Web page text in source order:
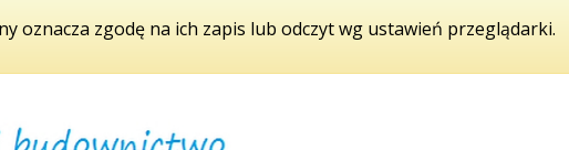
oznacza zgodę na ich zapis lub odczyt wg ustawień przeglądarki.